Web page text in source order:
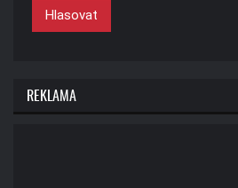
Hlasovat
REKLAMA